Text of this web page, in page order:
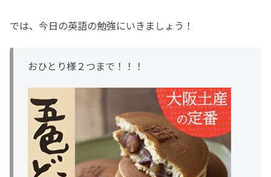
では、今日の英語の勉強にいきましょう！
おひとり様２つまで！！！